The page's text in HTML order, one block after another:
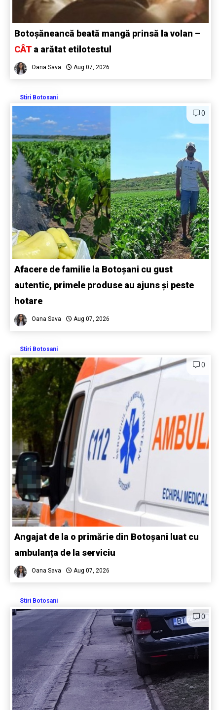
Botoșăneancă beată mangă prinsă la volan –
CÂT a arătat etilotestul
Oana Sava Aug 07, 2026
Stiri Botosani
0
Afacere de familie la Botoșani cu gust
autentic, primele produse au ajuns și peste
hotare
Oana Sava Aug 07, 2026
Stiri Botosani
0
Angajat de la o primărie din Botoșani luat cu
ambulanța de la serviciu
Oana Sava Aug 07, 2026
Stiri Botosani
0